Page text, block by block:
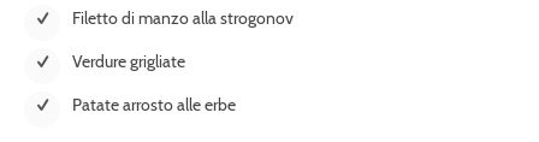
Filetto di manzo alla strogonov
Verdure grigliate
Patate arrosto alle erbe